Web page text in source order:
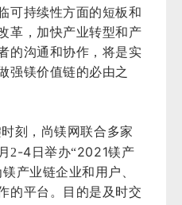
可持续性方面的短板和
革，加快产业转型和产
的沟通和协作，将是实
强镁价值链的必由之
刻，尚镁网联合多家
月2-4 日举办“2021镁产
产业链企业和用户、
的平台。目的是及时交